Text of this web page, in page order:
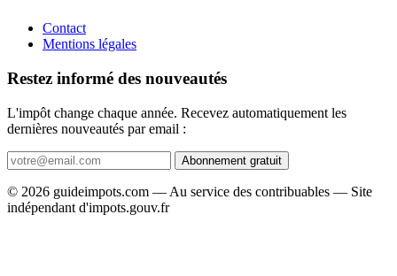
Contact
Mentions légales
Restez informé des nouveautés
L'impôt change chaque année. Recevez automatiquement les
dernières nouveautés par email :
Abonnement gratuit
© 2026 guideimpots.com — Au service des contribuables — Site
indépendant d'impots.gouv.fr